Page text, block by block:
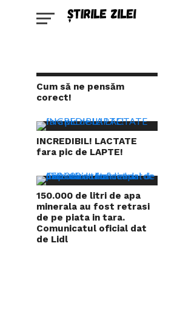
Cum să ne pensăm
corect!
INCREDIBIL! LACTATE
fara pic de LAPTE!
150.000 de litri de apa
minerala au fost retrasi
de pe piata in tara.
Comunicatul oficial dat
de Lidl